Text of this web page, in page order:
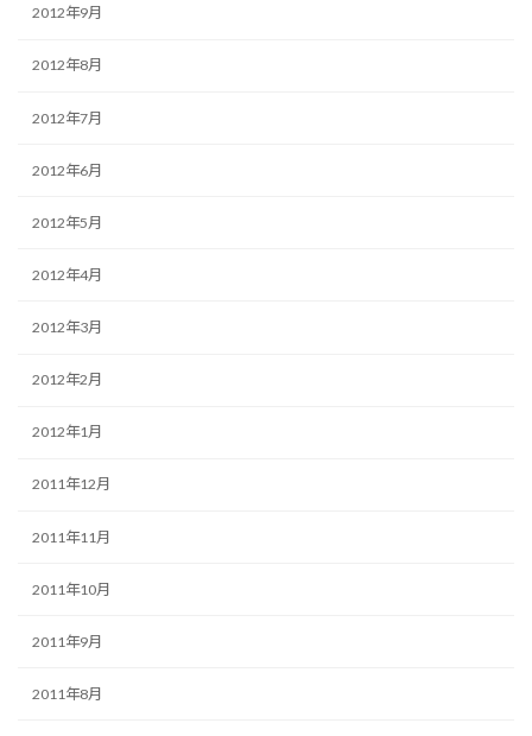
2012年9月
2012年8月
2012年7月
2012年6月
2012年5月
2012年4月
2012年3月
2012年2月
2012年1月
2011年12月
2011年11月
2011年10月
2011年9月
2011年8月